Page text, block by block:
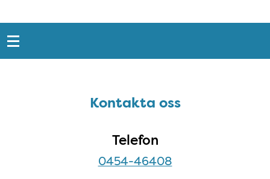
Snabblänkar
Kontakta ossKontakta oss
Telefon
0454-46408